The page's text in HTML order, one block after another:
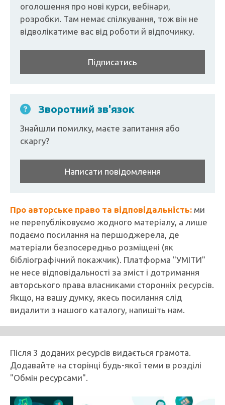
оголошення про нові курси, вебінари,
розробки. Там немає спілкування, тож він не
відволікатиме вас від роботи й відпочинку.
Підписатись
Зворотний зв'язок
Знайшли помилку, маєте запитання або
скаргу?
Написати повідомлення
Про авторське право та відповідальність: ми
не перепубліковуємо жодного матеріалу, а лише
подаємо посилання на першоджерела, де
матеріали безпосередньо розміщені (як
бібліографічний покажчик). Платформа "УМІТИ"
не несе відповідальності за зміст і дотримання
авторського права власниками сторонніх ресурсів.
Якщо, на вашу думку, якесь посилання слід
видалити з нашого каталогу, напишіть нам.
Після 3 доданих ресурсів видається грамота.
Додавайте на сторінці будь-якої теми в розділі
"Обмін ресурсами".